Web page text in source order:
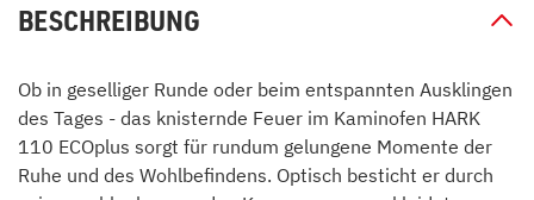
BESCHREIBUNG
Ob in geselliger Runde oder beim entspannten Ausklingen
des Tages - das knisternde Feuer im Kaminofen HARK
110 ECOplus sorgt für rundum gelungene Momente der
Ruhe und des Wohlbefindens. Optisch besticht er durch